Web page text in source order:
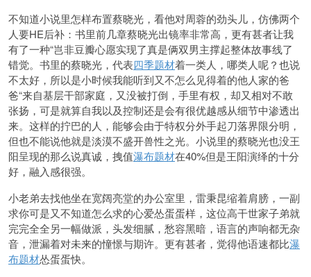
不知道小说里怎样布置蔡晓光，看他对周蓉的劲头儿，仿佛两个
人要HE后补：书里前几章蔡晓光出镜率非常高，更有甚者让我
有了一种“岂非豆瓣心愿实现了真是俩双男主撑起整体故事线了
错觉。书里的蔡晓光，代表四季题材着一类人，哪类人呢？也说
不太好，所以是小时候我能听到又不怎么见得着的他人家的爸
爸“来自基层干部家庭，又没被打倒，手里有权，却又相对不敢
张扬，可是就算自我以及控制还是会有很优越感从细节中渗透出
来。这样的拧巴的人，能够会由于特权分外手起刀落界限分明，
但也不能说他就是淡漠不盛开兽性之光。小说里的蔡晓光也没王
阳呈现的那么说真诚，拽值瀑布题材在40%但是王阳演绎的十分
好，融入感很强。
小老弟去找他坐在宽阔亮堂的办公室里，雷秉昆缩着肩膀，一副
求你可是又不知道怎么求的心爱怂蛋蛋样，这位高干世家子弟就
完完全全另一幅做派，头发细腻，愁容黑暗，语言的声响都无杂
音，泄漏着对未来的憧憬与期许。更有甚者，觉得他语速都比瀑
布题材怂蛋蛋快。